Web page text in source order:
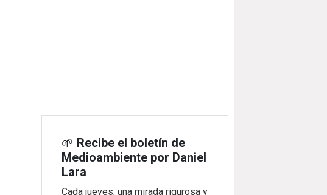
🌱 Recibe el boletín de
Medioambiente por Daniel
Lara
Cada jueves, una mirada rigurosa y